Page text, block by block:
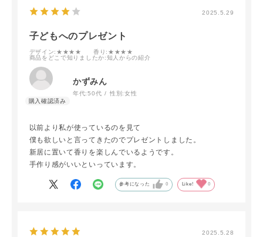
2025.5.29
子どもへのプレゼント
デザイン:★★★★ 香り :★★★★
商品をどこで知りましたか:知人からの紹介
かずみん
年代:50代 性別:女性
以前より私が使っているのを見て
僕も欲しいと言ってきたのでプレゼントしました。
新居に置いて香りを楽しんでいるようです。
手作り感がいいといっています。
参考になった 0 Like! 0
2025.5.28